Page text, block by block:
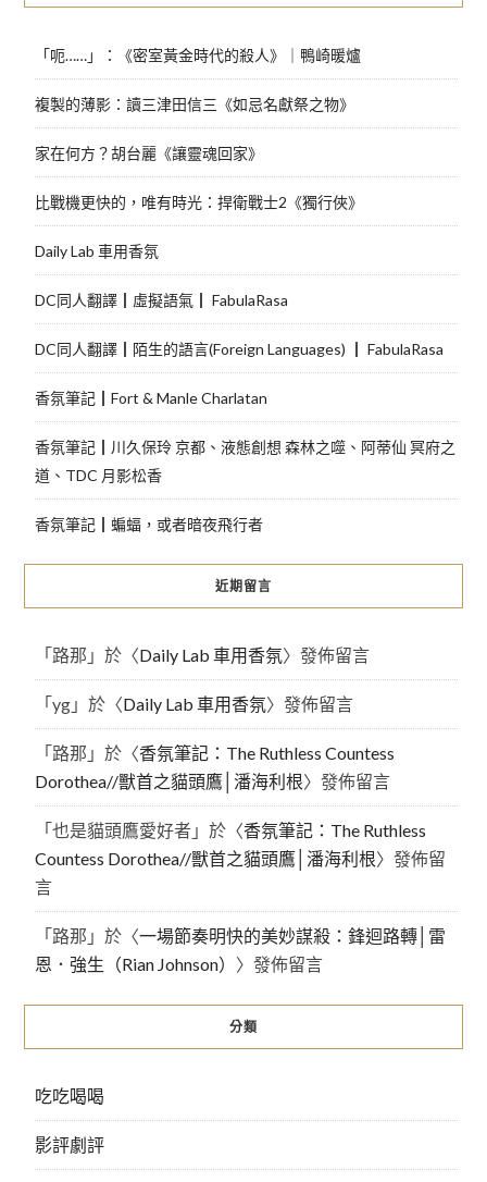
「呃……」：《密室黃金時代的殺人》｜鴨崎暖爐
複製的薄影：讀三津田信三《如忌名獻祭之物》
家在何方？胡台麗《讓靈魂回家》
比戰機更快的，唯有時光：捍衛戰士2《獨行俠》
Daily Lab 車用香氛
DC同人翻譯┃虛擬語氣┃ FabulaRasa
DC同人翻譯┃陌生的語言(Foreign Languages) ┃ FabulaRasa
香氛筆記┃Fort & Manle Charlatan
香氛筆記┃川久保玲 京都、液態創想 森林之噬、阿蒂仙 冥府之
道、TDC 月影松香
香氛筆記┃蝙蝠，或者暗夜飛行者
近期留言
「路那 」於〈Daily Lab 車用香氛〉發佈留言
「yg」於〈Daily Lab 車用香氛〉發佈留言
「路那 」於〈香氛筆記：The Ruthless Countess
Dorothea//獸首之貓頭鷹│潘海利根〉發佈留言
「也是貓頭鷹愛好者」於〈香氛筆記：The Ruthless
Countess Dorothea//獸首之貓頭鷹│潘海利根〉發佈留
言
「路那 」於〈一場節奏明快的美妙謀殺：鋒迴路轉│雷
恩．強生（Rian Johnson） 〉發佈留言
分類
吃吃喝喝
影評劇評